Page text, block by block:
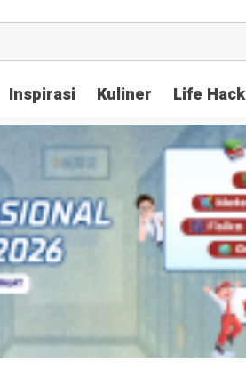
Inspirasi Kuliner Life Hack